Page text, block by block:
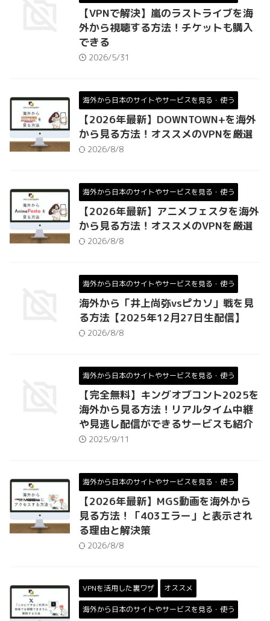
【VPNで解決】嵐のラストライブを海
外から視聴する方法！チケットも購入
できる
2026/5/31
海外から日本のサイトやサービスを見る・使う
【2026年最新】DOWNTOWN+を海外
から見る方法！オススメのVPNを厳選
2026/8/8
海外から日本のサイトやサービスを見る・使う
【2026年最新】アニメフェスタを海外
から見る方法！オススメのVPNを厳選
2026/8/8
海外から日本のサイトやサービスを見る・使う
海外から「井上尚弥vsピカソ」戦を見
る方法【2025年12月27日生配信】
2026/8/8
海外から日本のサイトやサービスを見る・使う
【完全無料】キングオブコント2025を
海外から見る方法！リアルタイム中継
や見逃し配信ができるサービスも紹介
2025/9/11
海外から日本のサイトやサービスを見る・使う
【2026年最新】MGS動画を海外から
見る方法！「403エラー」と表示され
る理由と解決策
2026/8/8
VPNを活用した裏ワザ オススメ
海外から日本のサイトやサービスを見る・使う